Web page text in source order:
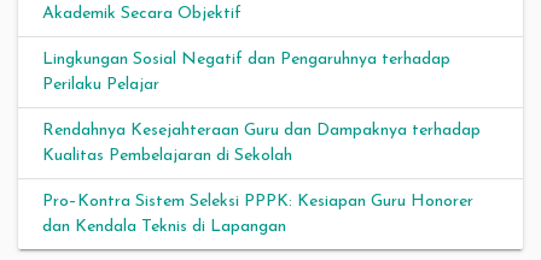
Akademik Secara Objektif
Lingkungan Sosial Negatif dan Pengaruhnya terhadap
Perilaku Pelajar
Rendahnya Kesejahteraan Guru dan Dampaknya terhadap
Kualitas Pembelajaran di Sekolah
Pro–Kontra Sistem Seleksi PPPK: Kesiapan Guru Honorer
dan Kendala Teknis di Lapangan